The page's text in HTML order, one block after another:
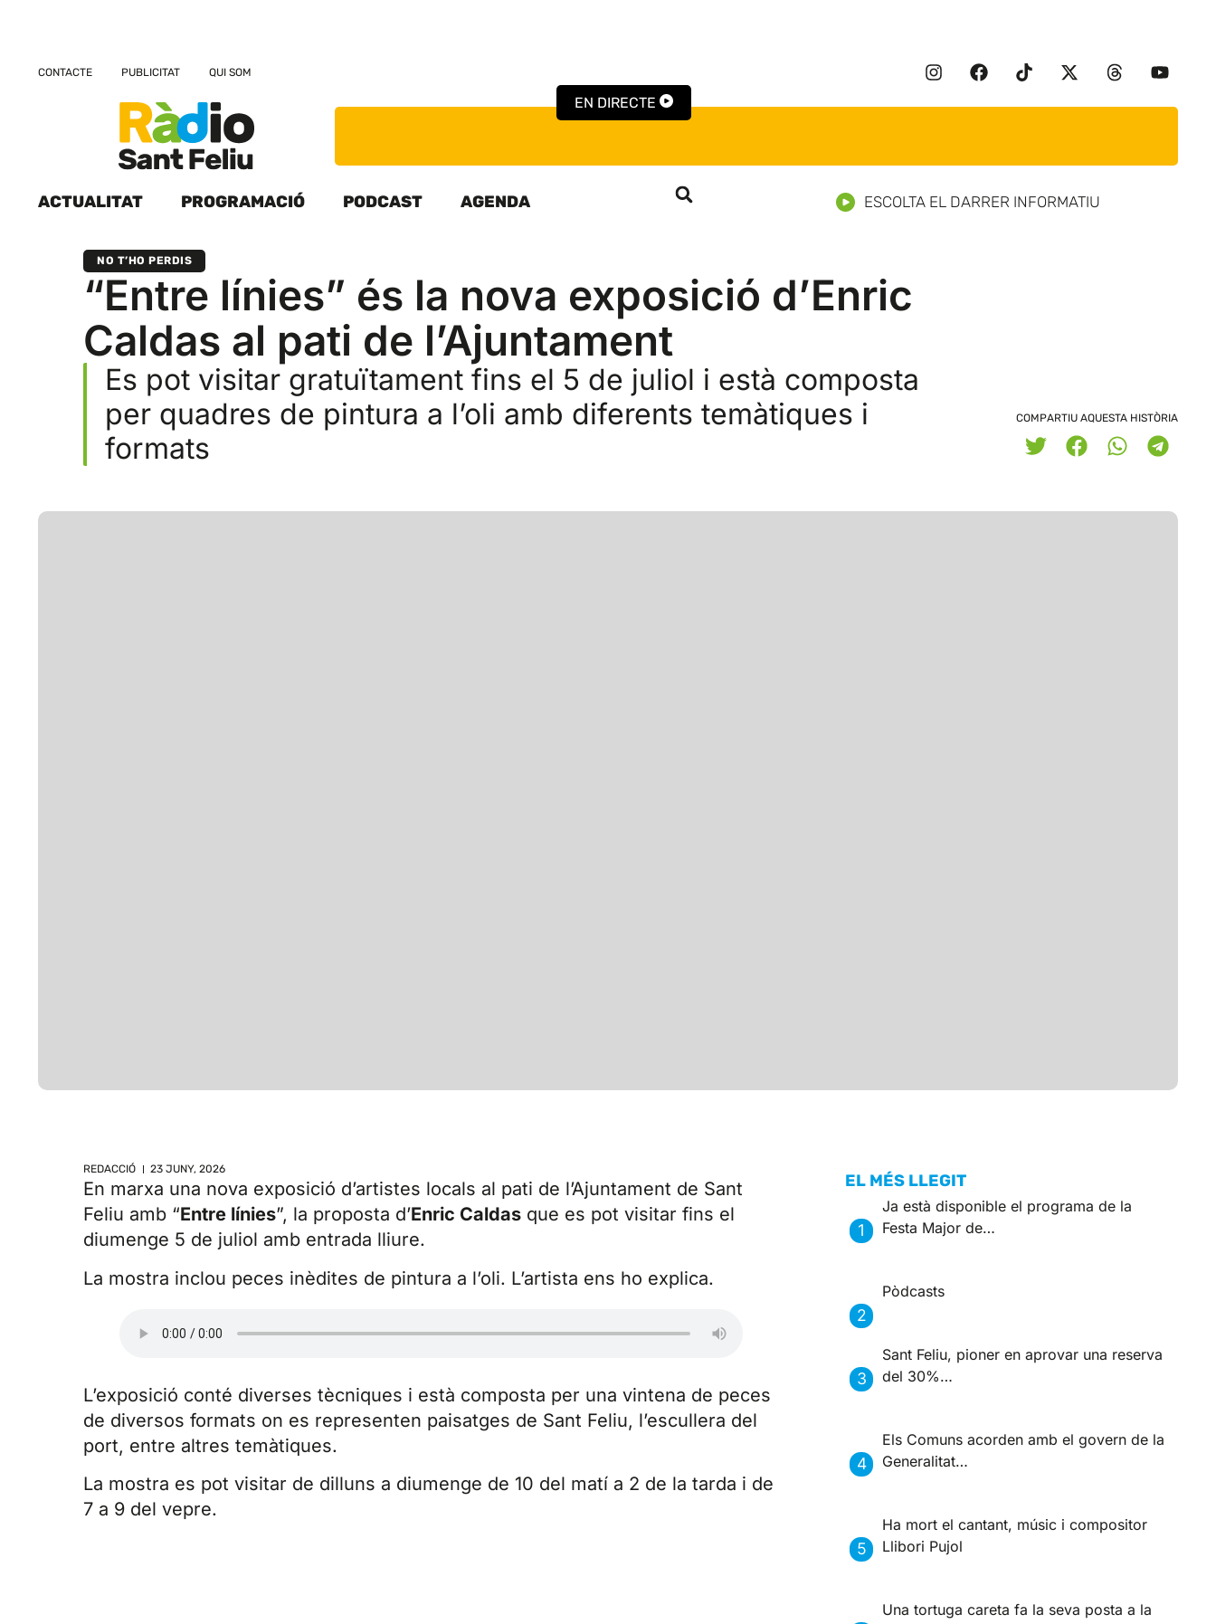
CONTACTE PUBLICITAT QUI SOM
EN DIRECTE
ACTUALITAT PROGRAMACIÓ PODCAST AGENDA ESCOLTA EL DARRER INFORMATIU
NO T’HO PERDIS
“Entre línies” és la nova exposició d’Enric
Caldas al pati de l’Ajuntament
Es pot visitar gratuïtament fins el 5 de juliol i està composta
per quadres de pintura a l’oli amb diferents temàtiques i
formats
COMPARTIU AQUESTA HISTÒRIA
REDACCIÓ 23 JUNY, 2026
En marxa una nova exposició d’artistes locals al pati de l’Ajuntament de Sant
Feliu amb “Entre línies”, la proposta d’Enric Caldas que es pot visitar fins el
diumenge 5 de juliol amb entrada lliure.
La mostra inclou peces inèdites de pintura a l’oli. L’artista ens ho explica.
L’exposició conté diverses tècniques i està composta per una vintena de peces
de diversos formats on es representen paisatges de Sant Feliu, l’escullera del
port, entre altres temàtiques.
La mostra es pot visitar de dilluns a diumenge de 10 del matí a 2 de la tarda i de
7 a 9 del vepre.
EL MÉS LLEGIT
Ja està disponible el programa de la
Festa Major de…
Pòdcasts
Sant Feliu, pioner en aprovar una reserva
del 30%…
Els Comuns acorden amb el govern de la
Generalitat…
Ha mort el cantant, músic i compositor
Llibori Pujol
Una tortuga careta fa la seva posta a la